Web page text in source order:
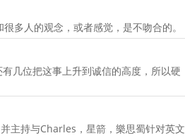
很多人的观念，或者感觉，是不吻合的。
几位把这事上升到诚信的高度，所以硬
主持与Charles，星箭，樂思蜀针对英文